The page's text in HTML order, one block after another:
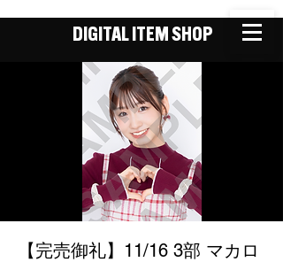
DIGITAL ITEM SHOP
【完売御礼】11/16 3部 マカロ